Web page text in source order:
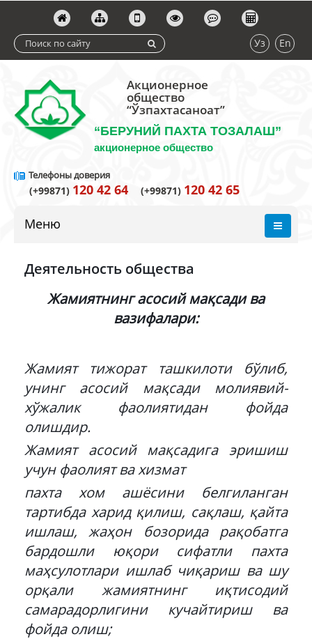
Уз En
Акционерное
общество
“Ўзпахтасаноат”
“БЕРУНИЙ ПАХТА ТОЗАЛАШ”
акционерное общество
Телефоны доверия
(+99871) 120 42 64 (+99871) 120 42 65
Меню
Деятельность общества
Жамиятнинг асосий мақсади ва
вазифалари:
Жамият тижорат ташкилоти бўлиб,
унинг асосий мақсади молиявий-
хўжалик фаолиятидан фойда
олишдир.
Жамият асосий мақсадига эришиш
учун фаолият ва хизмат
пахта хом ашёсини белгиланган
тартибда харид қилиш, сақлаш, қайта
ишлаш, жаҳон бозорида рақобатга
бардошли юқори сифатли пахта
маҳсулотлари ишлаб чиқариш ва шу
орқали жамиятнинг иқтисодий
самарадорлигини кучайтириш ва
фойда олиш;